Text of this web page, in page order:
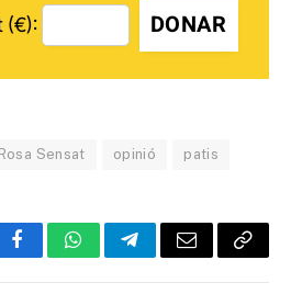
(€): DONAR
Sensat opinió patis
FacebookWhatsAppTelegramEmail Copy